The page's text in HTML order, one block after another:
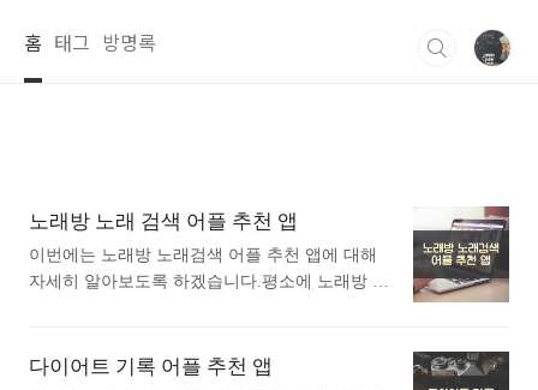
홈 태그 방명록
노래방 노래 검색 어플 추천 앱
이번에는 노래방 노래검색 어플 추천 앱에 대해
자세히 알아보도록 하겠습니다.평소에 노래방 노
래방 노래검색어플로 검색했을때 가장 인기있는
다이어트 기록 어플 추천 앱